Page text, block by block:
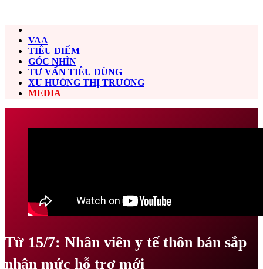
VAA
TIÊU ĐIỂM
GÓC NHÌN
TƯ VẤN TIÊU DÙNG
XU HƯỚNG THỊ TRƯỜNG
MEDIA
Từ 15/7: Nhân viên y tế thôn bản sắp
nhận mức hỗ trợ mới